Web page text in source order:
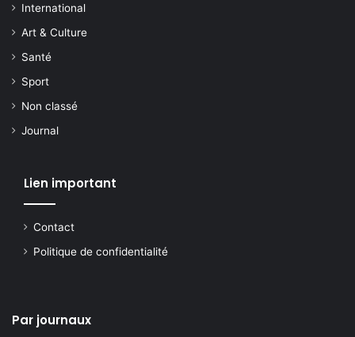
International
Art & Culture
Santé
Sport
Non classé
Journal
Lien important
Contact
Politique de confidentialité
Par journaux